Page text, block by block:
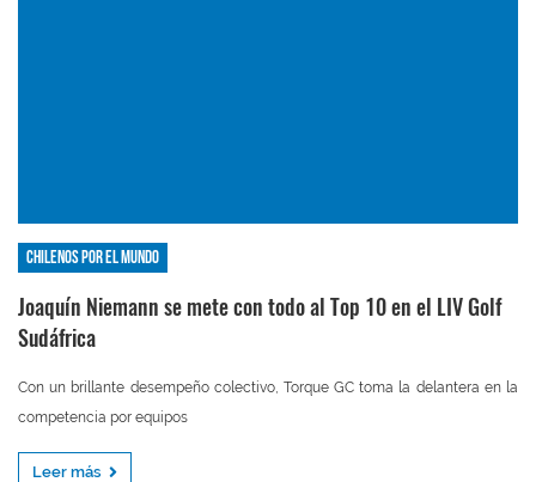
Chilenos por el mundo
Joaquín Niemann se mete con todo al Top 10 en el LIV Golf
Sudáfrica
Con un brillante desempeño colectivo, Torque GC toma la delantera en la
competencia por equipos
Leer más